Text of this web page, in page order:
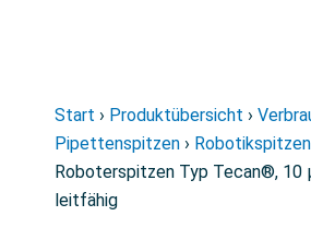
Start › Produktübersicht ›
Pipettenspitzen ›
Roboterspitzen Typ Tecan®, 10
leitfähig